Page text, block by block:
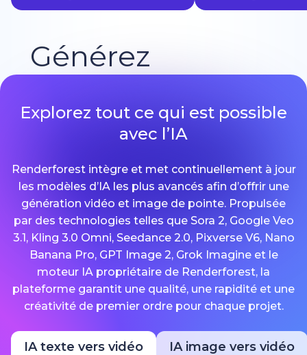
Générez
Explorez tout ce qui est possible
avec l’IA
Renderforest intègre et met continuellement à jour
les modèles d’IA les plus avancés afin d’offrir une
génération vidéo et image de pointe. Propulsée
par des technologies telles que Sora 2, Google Veo
3.1, Kling 3.0 Omni, Seedance 2.0, Pixverse V6, Nano
Banana Pro, GPT Image 2, Grok Imagine et le
moteur IA propriétaire de Renderforest, la
plateforme garantit une qualité, une rapidité et une
créativité de premier ordre pour chaque projet.
IA texte vers vidéo IA image vers vidéo